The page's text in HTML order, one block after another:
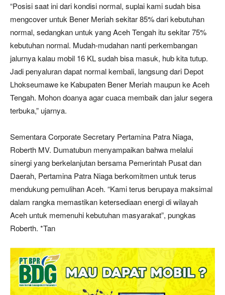
“Posisi saat ini dari kondisi normal, suplai kami sudah bisa
mengcover untuk Bener Meriah sekitar 85% dari kebutuhan
normal, sedangkan untuk yang Aceh Tengah itu sekitar 75%
kebutuhan normal. Mudah-mudahan nanti perkembangan
jalurnya kalau mobil 16 KL sudah bisa masuk, hub kita tutup.
Jadi penyaluran dapat normal kembali, langsung dari Depot
Lhokseumawe ke Kabupaten Bener Meriah maupun ke Aceh
Tengah. Mohon doanya agar cuaca membaik dan jalur segera
terbuka,” ujarnya.
Sementara Corporate Secretary Pertamina Patra Niaga,
Roberth MV. Dumatubun menyampaikan bahwa melalui
sinergi yang berkelanjutan bersama Pemerintah Pusat dan
Daerah, Pertamina Patra Niaga berkomitmen untuk terus
mendukung pemulihan Aceh. “Kami terus berupaya maksimal
dalam rangka memastikan ketersediaan energi di wilayah
Aceh untuk memenuhi kebutuhan masyarakat”, pungkas
Roberth. *Tan